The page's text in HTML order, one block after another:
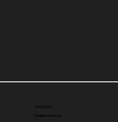
CONTACTO
info@doccoimbra.com